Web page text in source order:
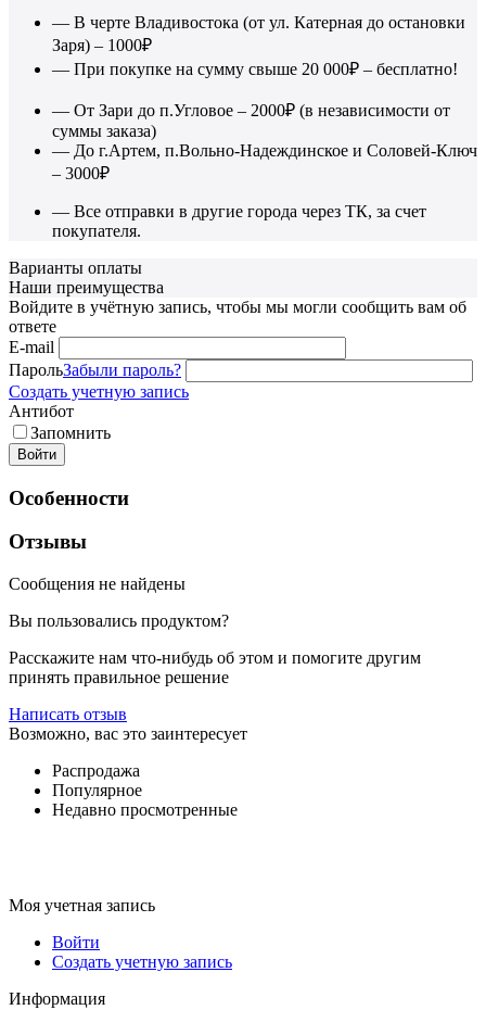
— В черте Владивостока (от ул. Катерная до остановки
Заря) – 1000₽
— При покупке на сумму свыше 20 000₽ – бесплатно!
— От Зари до п.Угловое – 2000₽ (в независимости от
суммы заказа)
— До г.Артем, п.Вольно-Надеждинское и Соловей-Ключ
– 3000₽
— Все отправки в другие города через ТК, за счет
покупателя.
Варианты оплаты
Наши преимущества
Войдите в учётную запись, чтобы мы могли сообщить вам об
ответе
E-mail
ПарольЗабыли пароль?
Создать учетную запись
Антибот
Запомнить
Войти
Особенности
Отзывы
Сообщения не найдены
Вы пользовались продуктом?
Расскажите нам что-нибудь об этом и помогите другим
принять правильное решение
Написать отзыв
Возможно, вас это заинтересует
Распродажа
Популярное
Недавно просмотренные
Моя учетная запись
Войти
Создать учетную запись
Информация